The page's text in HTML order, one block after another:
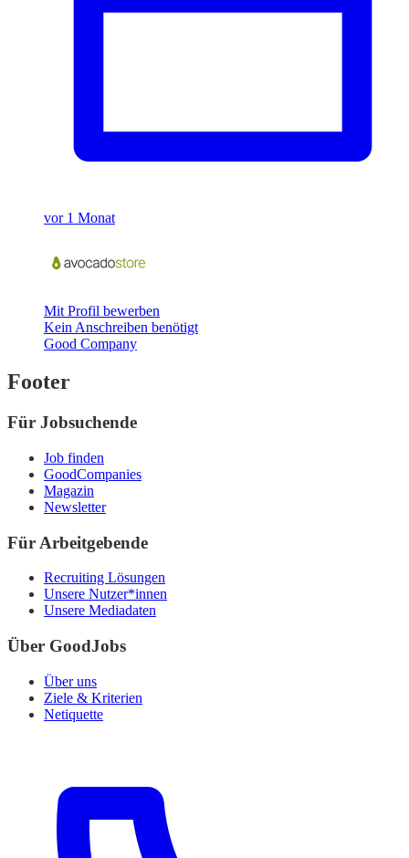
vor 1 Monat
Mit Profil bewerben
Kein Anschreiben benötigt
Good Company
Footer
Für Jobsuchende
Job finden
GoodCompanies
Magazin
Newsletter
Für Arbeitgebende
Recruiting Lösungen
Unsere Nutzer*innen
Unsere Mediadaten
Über GoodJobs
Über uns
Ziele & Kriterien
Netiquette